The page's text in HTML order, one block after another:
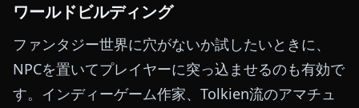
ワールドビルディング
ファンタジー世界に穴がないか試したいときに、
NPCを置いてプレイヤーに突っ込ませるのも有効で
す。インディーゲーム作家、Tolkien流のアマチュ